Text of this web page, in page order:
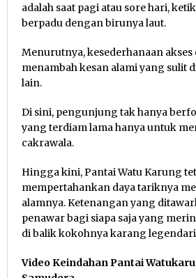
adalah saat pagi atau sore hari,
berpadu dengan birunya laut.
Menurutnya, kesederhanaan
menambah kesan alami yang sulit
lain.
Di sini, pengunjung tak hanya
yang terdiam lama hanya untuk
cakrawala.
Hingga kini, Pantai Watu Karung
mempertahankan daya tariknya
alamnya. Ketenangan yang
penawar bagi siapa saja yang
di balik kokohnya karang
Video Keindahan Pantai